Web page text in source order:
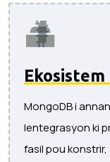
MongoDB i
lentegrasyon ki
fasil pou konstrir,